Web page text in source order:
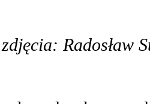
Radosław